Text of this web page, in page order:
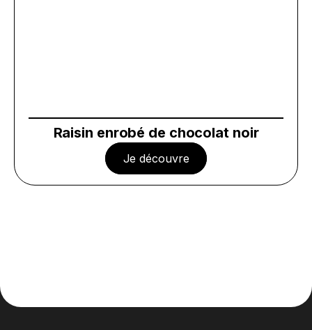
Raisin enrobé de chocolat noir
Je découvre